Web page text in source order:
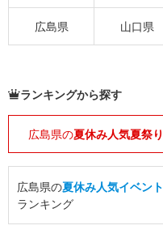
広島県 山口県
ランキングから探す
広島県の夏休み人気夏祭り
広島県の夏休み人気イベント
ランキング